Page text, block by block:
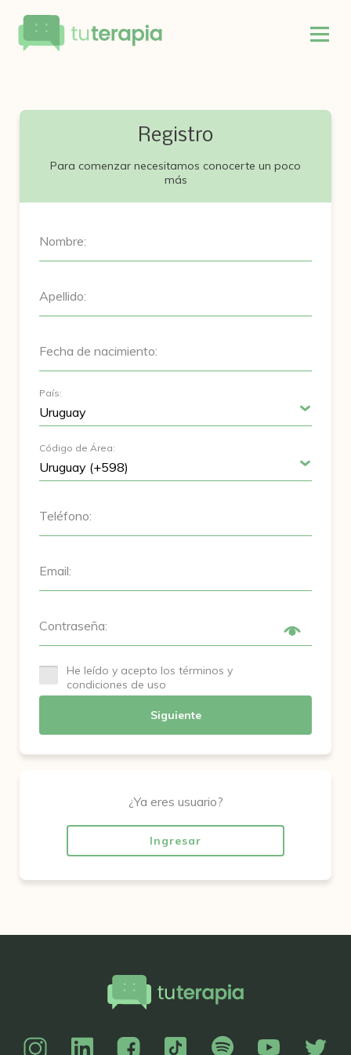
Registro
Para comenzar necesitamos conocerte un poco
más
Nombre:
Apellido:
Fecha de nacimiento:
País:
Código de Área:
Teléfono:
Email:
Contraseña:
He leído y acepto los términos y
condiciones de uso
Siguiente
¿Ya eres usuario?
Ingresar